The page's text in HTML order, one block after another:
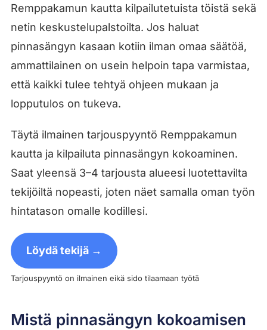
Remppakamun kautta kilpailutetuista töistä sekä
netin keskustelupalstoilta. Jos haluat
pinnasängyn kasaan kotiin ilman omaa säätöä,
ammattilainen on usein helpoin tapa varmistaa,
että kaikki tulee tehtyä ohjeen mukaan ja
lopputulos on tukeva.
Täytä ilmainen tarjouspyyntö Remppakamun
kautta ja kilpailuta pinnasängyn kokoaminen.
Saat yleensä 3–4 tarjousta alueesi luotettavilta
tekijöiltä nopeasti, joten näet samalla oman työn
hintatason omalle kodillesi.
Löydä tekijä →
Tarjouspyyntö on ilmainen eikä sido tilaamaan työtä
Mistä pinnasängyn kokoamisen